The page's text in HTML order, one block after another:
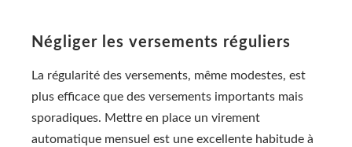
Négliger les versements réguliers
La régularité des versements, même modestes, est
plus efficace que des versements importants mais
sporadiques. Mettre en place un virement
automatique mensuel est une excellente habitude à